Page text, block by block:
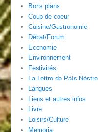
Bons plans
Coup de coeur
Cuisine/Gastronomie
Débat/Forum
Economie
Environnement
Festivités
La Lettre de País Nòstre
Langues
Liens et autres infos
Livre
Loisirs/Culture
Memoria